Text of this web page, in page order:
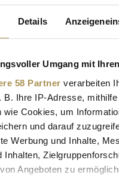
Details
Umgang mit
58 Partner verarbeiten
B. Ihre IP-Adresse,
wie Cookies, um
und darauf
Werbung und Inhalte,
Inhalten,
Angeboten zu